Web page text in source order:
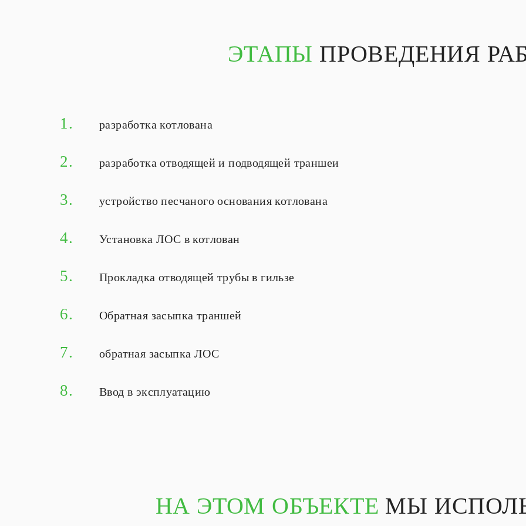
ЭТАПЫ ПРОВЕДЕНИЯ
1. разработка котлована
2. разработка отводящей и подводящей траншеи
3. устройство песчаного основания котлована
4. Установка ЛОС в котлован
5. Прокладка отводящей трубы в гильзе
6. Обратная засыпка траншей
7. обратная засыпка ЛОС
8. Ввод в эксплуатацию
НА ЭТОМ ОБЪЕКТЕ МЫ